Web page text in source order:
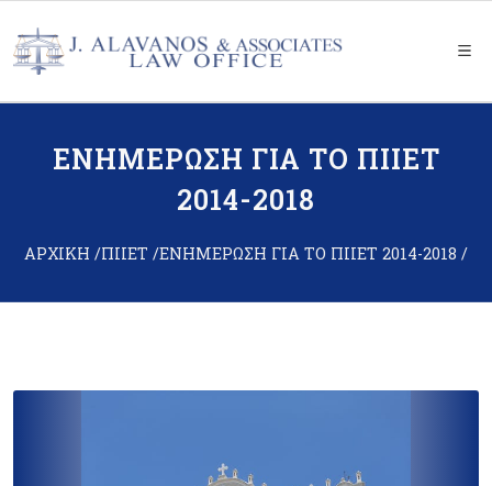
ΕΝΗΜΕΡΩΣΗ ΓΙΑ ΤΟ ΠΙΙΕΤ
2014-2018
ΑΡΧΙΚΗ ΠΙΙΕΤ ΕΝΗΜΕΡΩΣΗ ΓΙΑ ΤΟ ΠΙΙΕΤ 2014-2018